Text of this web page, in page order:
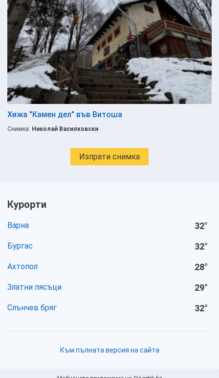
Хижа "Камен дел" във Витоша
Снимка: Николай Василковски
Изпрати снимка
Курорти
Варна 32°
Бургас 32°
Ахтопол 28°
Златни пясъци 29°
Слънчев бряг 32°
Към пълната версия на сайта